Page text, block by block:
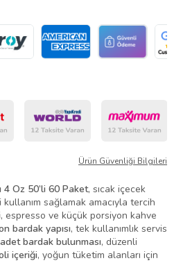
Ürün Güvenliği Bilgileri
Oz 50’li 60 Paket, sıcak içecek
sağlamak amacıyla tercih
, espresso ve küçük porsiyon kahve
bardak yapısı, tek kullanımlık servis
bardak bulunması, düzenli
içeriği, yoğun tüketim alanları için